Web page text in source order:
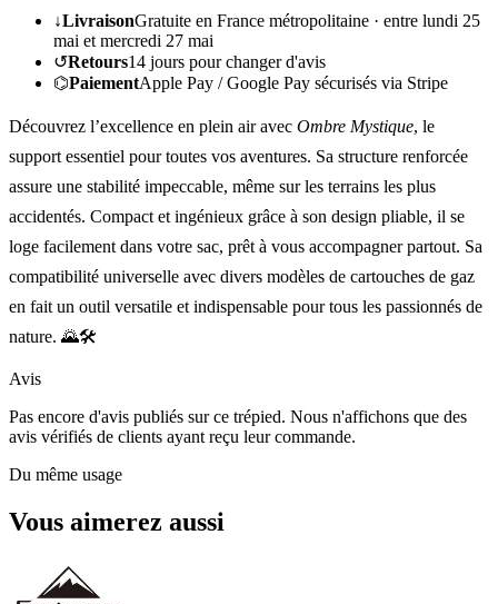
↓LivraisonGratuite en France métropolitaine · entre lundi 25
mai et mercredi 27 mai
↺Retours14 jours pour changer d'avis
⌬PaiementApple Pay / Google Pay sécurisés via Stripe
Découvrez l’excellence en plein air avec Ombre Mystique, le
support essentiel pour toutes vos aventures. Sa structure renforcée
assure une stabilité impeccable, même sur les terrains les plus
accidentés. Compact et ingénieux grâce à son design pliable, il se
loge facilement dans votre sac, prêt à vous accompagner partout. Sa
compatibilité universelle avec divers modèles de cartouches de gaz
en fait un outil versatile et indispensable pour tous les passionnés de
nature. 🌄🛠️
Avis
Pas encore d'avis publiés sur ce trépied. Nous n'affichons que des
avis vérifiés de clients ayant reçu leur commande.
Du même usage
Vous aimerez aussi